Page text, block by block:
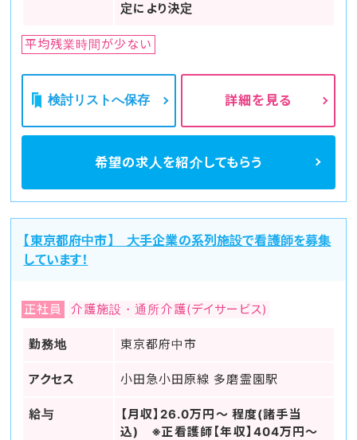
定により決定
平均残業時間が少ない
検討リストへ保存 詳細を見る
希望の求人を紹介してもらう
【東京都府中市】 大手企業の系列施設で看護師を募集
しています！
正社員 介護施設・通所介護(デイサービス)
勤務地 東京都府中市
アクセス 小田急小田原線 多磨霊園駅
給与
【月収】26.0万円～ 程度(諸手当
込) ※正看護師【年収】404万円～